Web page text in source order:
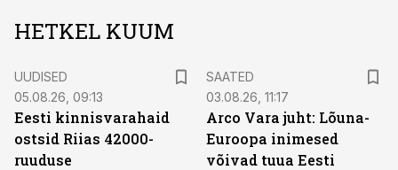
HETKEL KUUM
UUDISED
05.08.26, 09:13
Eesti kinnisvarahaid
ostsid Riias 42000-
ruuduse
SAATED
03.08.26, 11:17
Arco Vara juht: Lõuna-
Euroopa inimesed
võivad tuua Eesti